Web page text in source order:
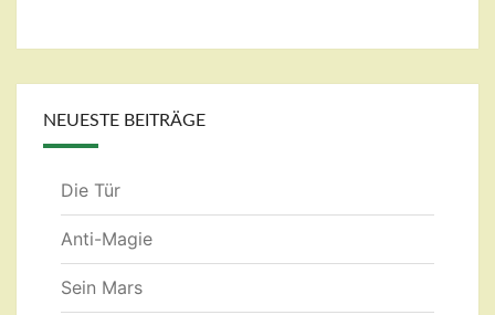
NEUESTE BEITRÄGE
Die Tür
Anti-Magie
Sein Mars